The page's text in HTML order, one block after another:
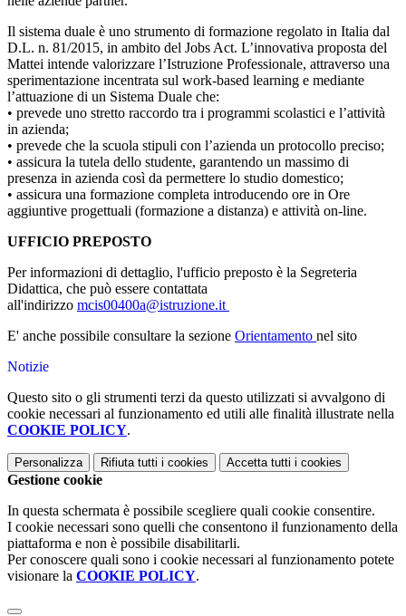
Il sistema duale è uno strumento di formazione regolato in Italia dal
D.L. n. 81/2015, in ambito del Jobs Act. L’innovativa proposta del
Mattei intende valorizzare l’Istruzione Professionale, attraverso una
sperimentazione incentrata sul work-based learning e mediante
l’attuazione di un Sistema Duale che:
• prevede uno stretto raccordo tra i programmi scolastici e l’attività
in azienda;
• prevede che la scuola stipuli con l’azienda un protocollo preciso;
• assicura la tutela dello studente, garantendo un massimo di
presenza in azienda così da permettere lo studio domestico;
• assicura una formazione completa introducendo ore in Ore
aggiuntive progettuali (formazione a distanza) e attività on-line.
UFFICIO PREPOSTO
Per informazioni di dettaglio, l'ufficio preposto è la Segreteria
Didattica, che può essere contattata
all'indirizzo mcis00400a@istruzione.it
E' anche possibile consultare la sezione Orientamento nel sito
Notizie
Questo sito o gli strumenti terzi da questo utilizzati si avvalgono di
cookie necessari al funzionamento ed utili alle finalità illustrate nella
COOKIE POLICY.
Personalizza Rifiuta tutti i cookies Accetta tutti i cookies
Gestione cookie
In questa schermata è possibile scegliere quali cookie consentire.
I cookie necessari sono quelli che consentono il funzionamento della
piattaforma e non è possibile disabilitarli.
Per conoscere quali sono i cookie necessari al funzionamento potete
visionare la COOKIE POLICY.